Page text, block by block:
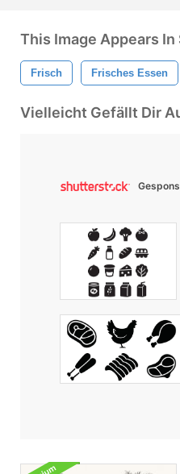
This Image Appears In
Frisch Frisches Essen
Vielleicht Gefällt Dir